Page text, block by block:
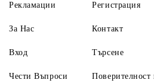
Рекламации
За Нас
Вход
Чести Въпроси
Регистрация
Контакт
Търсене
Поверителност